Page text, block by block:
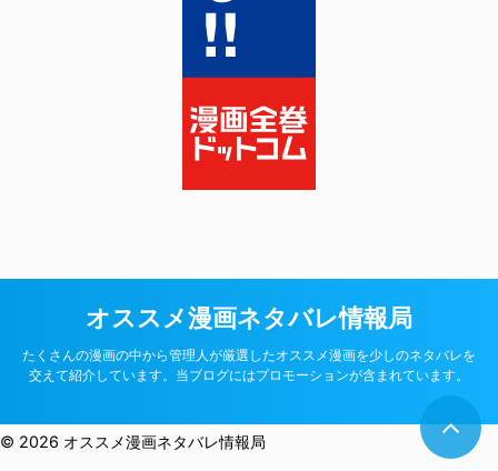
オススメ漫画ネタバレ情報局
たくさんの漫画の中から管理人が厳選したオススメ漫画を少しのネタバレを
交えて紹介しています。当ブログにはプロモーションが含まれています。
© 2026 オススメ漫画ネタバレ情報局